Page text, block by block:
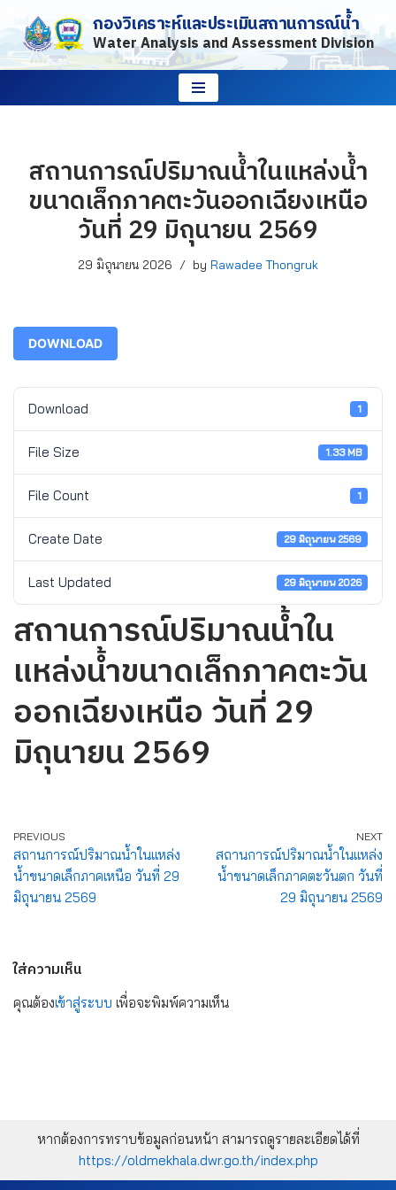
Skip
to
กองวิเคราะห์และประเมินสถานการณ์น้ำ
Water Analysis and Assessment Division
สถานการณ์ปริมาณน้ำในแหล่งน้ำ
ขนาดเล็กภาคตะวันออกเฉียงเหนือ
วันที่ 29 มิถุนายน 2569
29 มิถุนายน 2026 by Rawadee Thongruk
DOWNLOAD
Download 1
File Size 1.33 MB
File Count 1
Create Date 29 มิถุนายน 2569
Last Updated 29 มิถุนายน 2026
สถานการณ์ปริมาณน้ำใน
แหล่งน้ำขนาดเล็กภาคตะวัน
ออกเฉียงเหนือ วันที่ 29
มิถุนายน 2569
PREVIOUS
สถานการณ์ปริมาณน้ำในแหล่ง
น้ำขนาดเล็กภาคเหนือ วันที่ 29
มิถุนายน 2569
NEXT
สถานการณ์ปริมาณน้ำในแหล่ง
น้ำขนาดเล็กภาคตะวันตก วันที่
29 มิถุนายน 2569
ใส่ความเห็น
คุณต้องเข้าสู่ระบบ เพื่อจะพิมพ์ความเห็น
หากต้องการทราบข้อมูลก่อนหน้า สามารถดูรายละเอียดได้ที่
https://oldmekhala.dwr.go.th/index.php